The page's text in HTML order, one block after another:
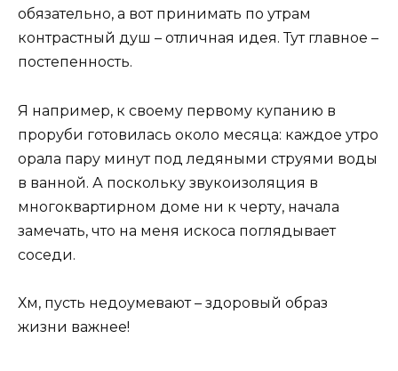
обязательно, а вот принимать по утрам
контрастный душ – отличная идея. Тут главное –
постепенность.
Я например, к своему первому купанию в
проруби готовилась около месяца: каждое утро
орала пару минут под ледяными струями воды
в ванной. А поскольку звукоизоляция в
многоквартирном доме ни к черту, начала
замечать, что на меня искоса поглядывает
соседи.
Хм, пусть недоумевают – здоровый образ
жизни важнее!